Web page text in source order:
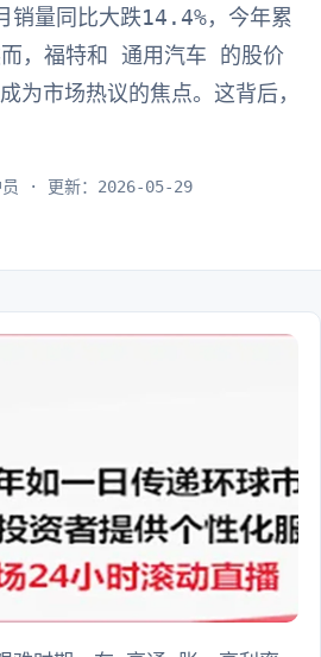
销量同比大跌14.4%，今年累
，福特和 通用汽车 的股价
为市场热议的焦点。这背后，
员 · 更新：2026-05-29